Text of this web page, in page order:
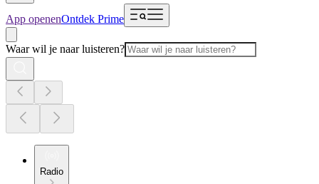
App openenOntdek Prime
Waar wil je naar luisteren?
Radio